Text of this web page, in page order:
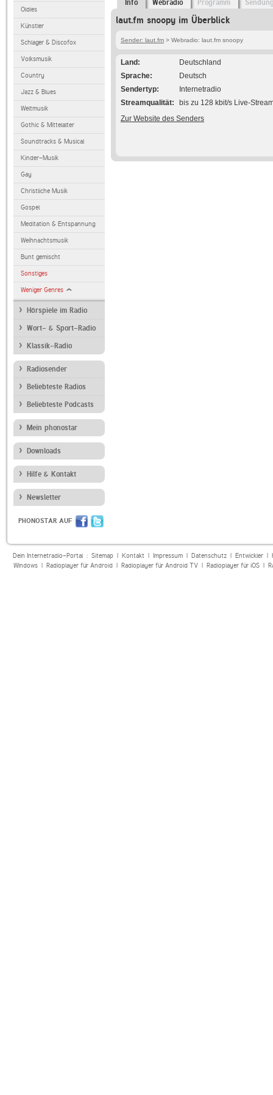
Oldies
Künstler
Schlager & Discofox
Volksmusik
Country
Jazz & Blues
Weltmusik
Gothic & Mittelalter
Soundtracks & Musical
Kinder-Musik
Gay
Christliche Musik
Gospel
Meditation & Entspannung
Weihnachtsmusik
Bunt gemischt
Sonstiges
Weniger Genres
Hörspiele im Radio
Wort- & Sport-Radio
Klassik-Radio
Radiosender
Beliebteste Radios
Beliebteste Podcasts
Mein phonostar
Downloads
Hilfe & Kontakt
Newsletter
PHONOSTAR AUF
Info Webradio Programm
laut.fm snoopy im Überblick
Sender: laut.fm > Webradio: laut.fm snoopy
Land
Deutschland
Sprache
Deutsch
Sendertyp
Internetradio
Streamqualität
bis zu 128 kbit/s Live-
Zur Website des Senders
Dein Internetradio-Portal : Sitemap| Kontakt| Impressum| Datenschutz| Entwickler|
Windows| Radioplayer für Android| Radioplayer für Android TV| Radioplayer für iOS|